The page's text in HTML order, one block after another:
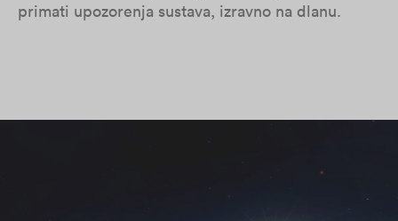
primati upozorenja sustava, izravno na dlanu.